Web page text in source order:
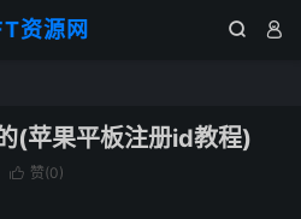
资源网  
(苹果平板注册id教程)
 赞(0)